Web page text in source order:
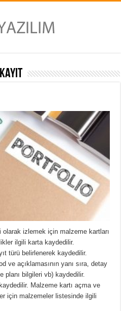
izlemek için malzeme kartları
ilgili karta kaydedilir.
türü belirlenerek kaydedilir.
ve açıklamasının yanı sıra, detay
planı bilgileri vb) kaydedilir.
Malzeme kartı açma ve
için malzemeler listesinde ilgili